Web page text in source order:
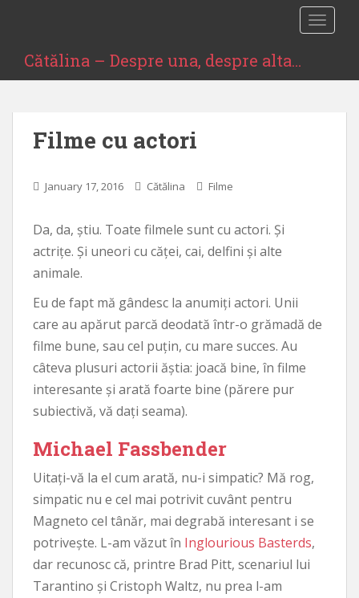
t
Cătălina – Despre una, despre alta…
Filme cu actori
January 17, 2016 Cătălina Filme
Da, da, știu. Toate filmele sunt cu actori. Și
actrițe. Și uneori cu căței, cai, delfini și alte
animale.
Eu de fapt mă gândesc la anumiți actori. Unii
care au apărut parcă deodată într-o grămadă de
filme bune, sau cel puțin, cu mare succes. Au
câteva plusuri actorii ăștia: joacă bine, în filme
interesante și arată foarte bine (părere pur
subiectivă, vă dați seama).
Michael Fassbender
Uitați-vă la el cum arată, nu-i simpatic? Mă rog,
simpatic nu e cel mai potrivit cuvânt pentru
Magneto cel tânăr, mai degrabă interesant i se
potrivește. L-am văzut în Inglourious Basterds,
dar recunosc că, printre Brad Pitt, scenariul lui
Tarantino și Cristoph Waltz, nu prea l-am